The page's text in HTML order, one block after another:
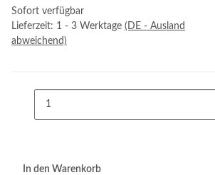
Sofort verfügbar
Lieferzeit: 1 - 3 Werktage (DE - Ausland
abweichend)
In den Warenkorb